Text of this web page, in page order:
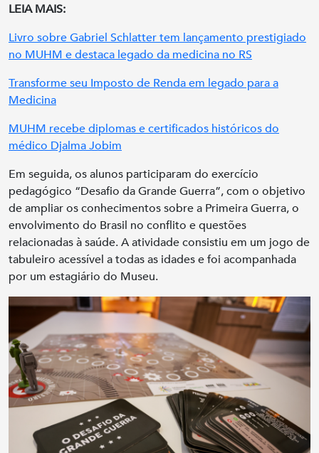
LEIA MAIS:
Livro sobre Gabriel Schlatter tem lançamento prestigiado
no MUHM e destaca legado da medicina no RS
Transforme seu Imposto de Renda em legado para a
Medicina
MUHM recebe diplomas e certificados históricos do
médico Djalma Jobim
Em seguida, os alunos participaram do exercício
pedagógico “Desafio da Grande Guerra”, com o objetivo
de ampliar os conhecimentos sobre a Primeira Guerra, o
envolvimento do Brasil no conflito e questões
relacionadas à saúde. A atividade consistiu em um jogo de
tabuleiro acessível a todas as idades e foi acompanhada
por um estagiário do Museu.